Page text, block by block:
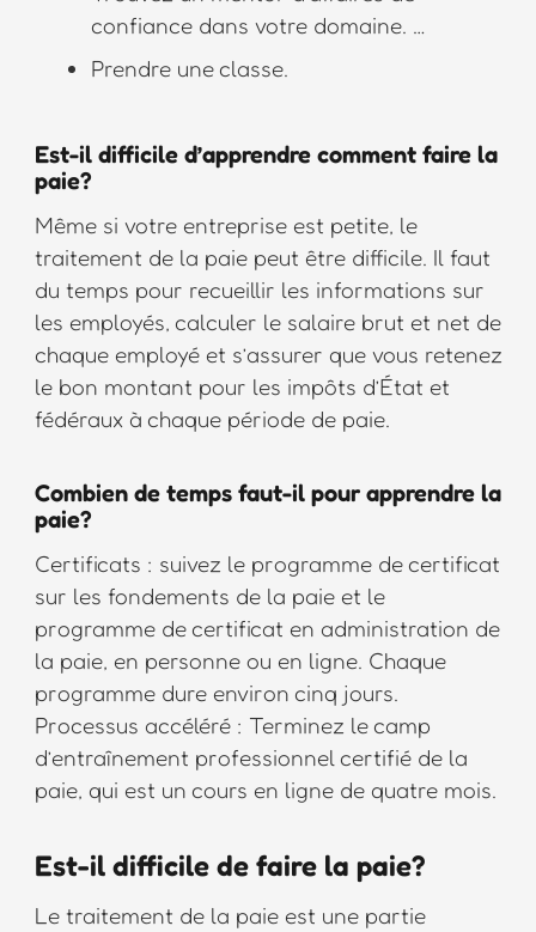
confiance dans votre domaine. …
Prendre une classe.
Est-il difficile d’apprendre comment faire la
paie?
Même si votre entreprise est petite, le
traitement de la paie peut être difficile. Il faut
du temps pour recueillir les informations sur
les employés, calculer le salaire brut et net de
chaque employé et s’assurer que vous retenez
le bon montant pour les impôts d’État et
fédéraux à chaque période de paie.
Combien de temps faut-il pour apprendre la
paie?
Certificats : suivez le programme de certificat
sur les fondements de la paie et le
programme de certificat en administration de
la paie, en personne ou en ligne. Chaque
programme dure environ cinq jours.
Processus accéléré : Terminez le camp
d’entraînement professionnel certifié de la
paie, qui est un cours en ligne de quatre mois.
Est-il difficile de faire la paie?
Le traitement de la paie est une partie